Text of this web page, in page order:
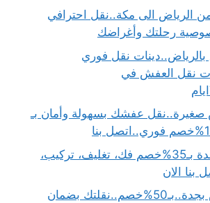
الرياض الى مكة..نقل احترافي
نقل فوري
نقل العفش في
عفشك بسهولة وأمان بـ
دينا نقل عفش جدة بـ35%خصم فك، تغليف، تركيب،
بنا الان
شركة نقل عفش بجدة..بـ50%خصم..نقلتك بضمان